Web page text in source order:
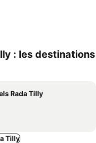
: les destinations
Rada Tilly
Tilly